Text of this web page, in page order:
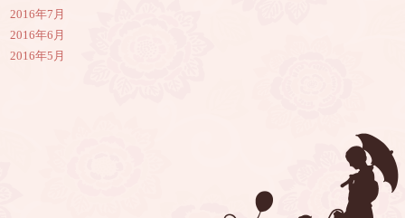
2016年7月
2016年6月
2016年5月